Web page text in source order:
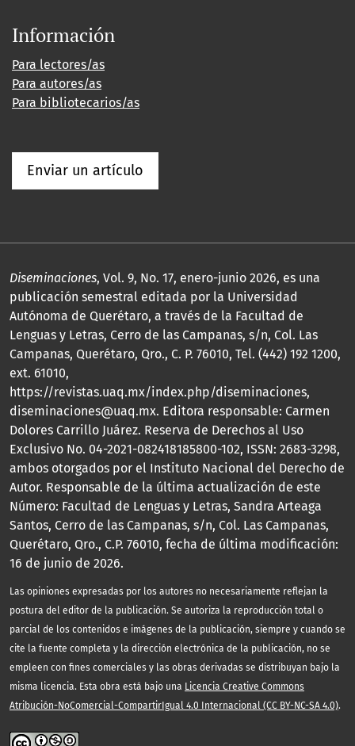
Información
Para lectores/as
Para autores/as
Para bibliotecarios/as
Enviar un artículo
Diseminaciones, Vol. 9, No. 17, enero-junio 2026, es una
publicación semestral editada por la Universidad
Autónoma de Querétaro, a través de la Facultad de
Lenguas y Letras, Cerro de las Campanas, s/n, Col. Las
Campanas, Querétaro, Qro., C. P. 76010, Tel. (442) 192 1200,
ext. 61010,
https://revistas.uaq.mx/index.php/diseminaciones,
diseminaciones@uaq.mx. Editora responsable: Carmen
Dolores Carrillo Juárez. Reserva de Derechos al Uso
Exclusivo No. 04-2021-082418185800-102, ISSN: 2683-3298,
ambos otorgados por el Instituto Nacional del Derecho de
Autor. Responsable de la última actualización de este
Número: Facultad de Lenguas y Letras, Sandra Arteaga
Santos, Cerro de las Campanas, s/n, Col. Las Campanas,
Querétaro, Qro., C.P. 76010, fecha de última modificación:
16 de junio de 2026.
Las opiniones expresadas por los autores no necesariamente reflejan la
postura del editor de la publicación. Se autoriza la reproducción total o
parcial de los contenidos e imágenes de la publicación, siempre y cuando se
cite la fuente completa y la dirección electrónica de la publicación, no se
empleen con fines comerciales y las obras derivadas se distribuyan bajo la
misma licencia. Esta obra está bajo una Licencia Creative Commons
Atribución-NoComercial-CompartirIgual 4.0 Internacional (CC BY-NC-SA 4.0).